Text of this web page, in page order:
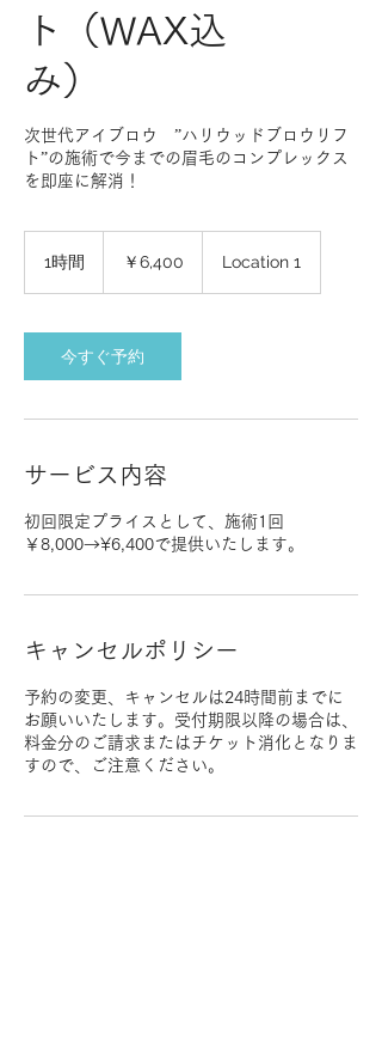
ト（WAX込
み）
次世代アイブロウ ”ハリウッドブロウリフ
ト”の施術で今までの眉毛のコンプレックス
を即座に解消！
1時間 ￥6,400 Location 1
今すぐ予約
サービス内容
初回限定プライスとして、施術1回
￥8,000→¥6,400で提供いたします。
キャンセルポリシー
予約の変更、キャンセルは24時間前までに
お願いいたします。受付期限以降の場合は、
料金分のご請求またはチケット消化となりま
すので、ご注意ください。